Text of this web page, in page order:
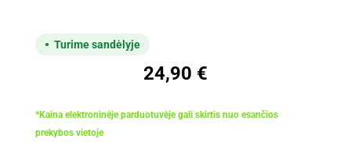
Turime sandėlyje
24,90 €
*Kaina elektroninėje parduotuvėje gali skirtis nuo esančios
prekybos vietoje